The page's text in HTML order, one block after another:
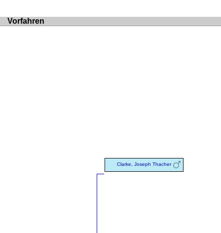
Vorfahren
Clarke, Joseph Thacher